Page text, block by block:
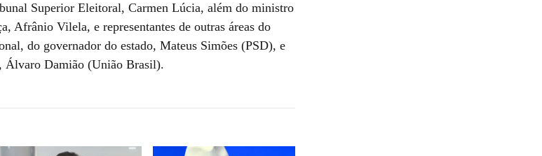
Superior Eleitoral, Carmen Lúcia, além do ministro
Afrânio Vilela, e representantes de outras áreas do
do governador do estado, Mateus Simões (PSD), e
Álvaro Damião (União Brasil).